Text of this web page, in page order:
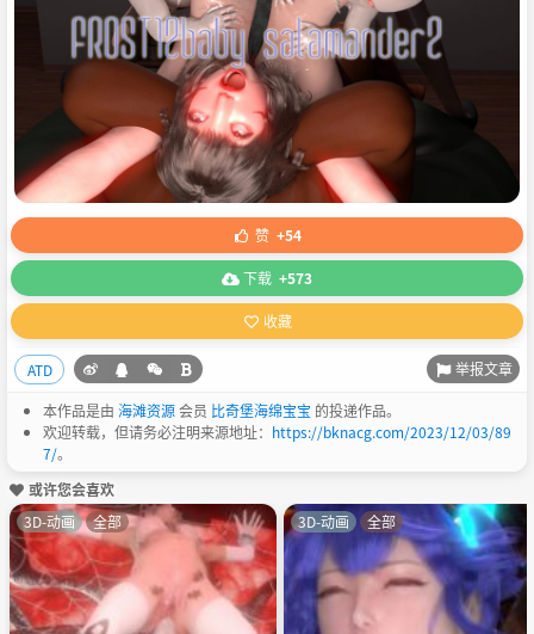
赞 +54
下载 +573
收藏
ATD 举报文章
本作品是由 海滩资源会员 比奇堡海绵宝宝 的投递作品。
欢迎转载，但请务必注明来源地址： https://bknacg.com/2023/12/03/89
7/。
或许您会喜欢
3D-动画 全部 3D-动画 全部